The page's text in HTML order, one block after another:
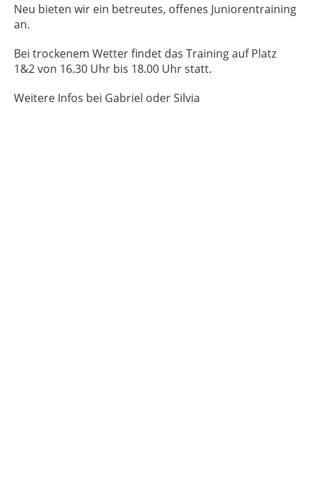
Neu bieten wir ein betreutes, offenes Juniorentraining
an.
Bei trockenem Wetter findet das Training auf Platz
1&2 von 16.30 Uhr bis 18.00 Uhr statt.
Weitere Infos bei Gabriel oder Silvia